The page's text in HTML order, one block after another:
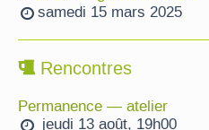
samedi 15 mars 2025
Rencontres
Permanence — atelier
jeudi 13 août, 19h00